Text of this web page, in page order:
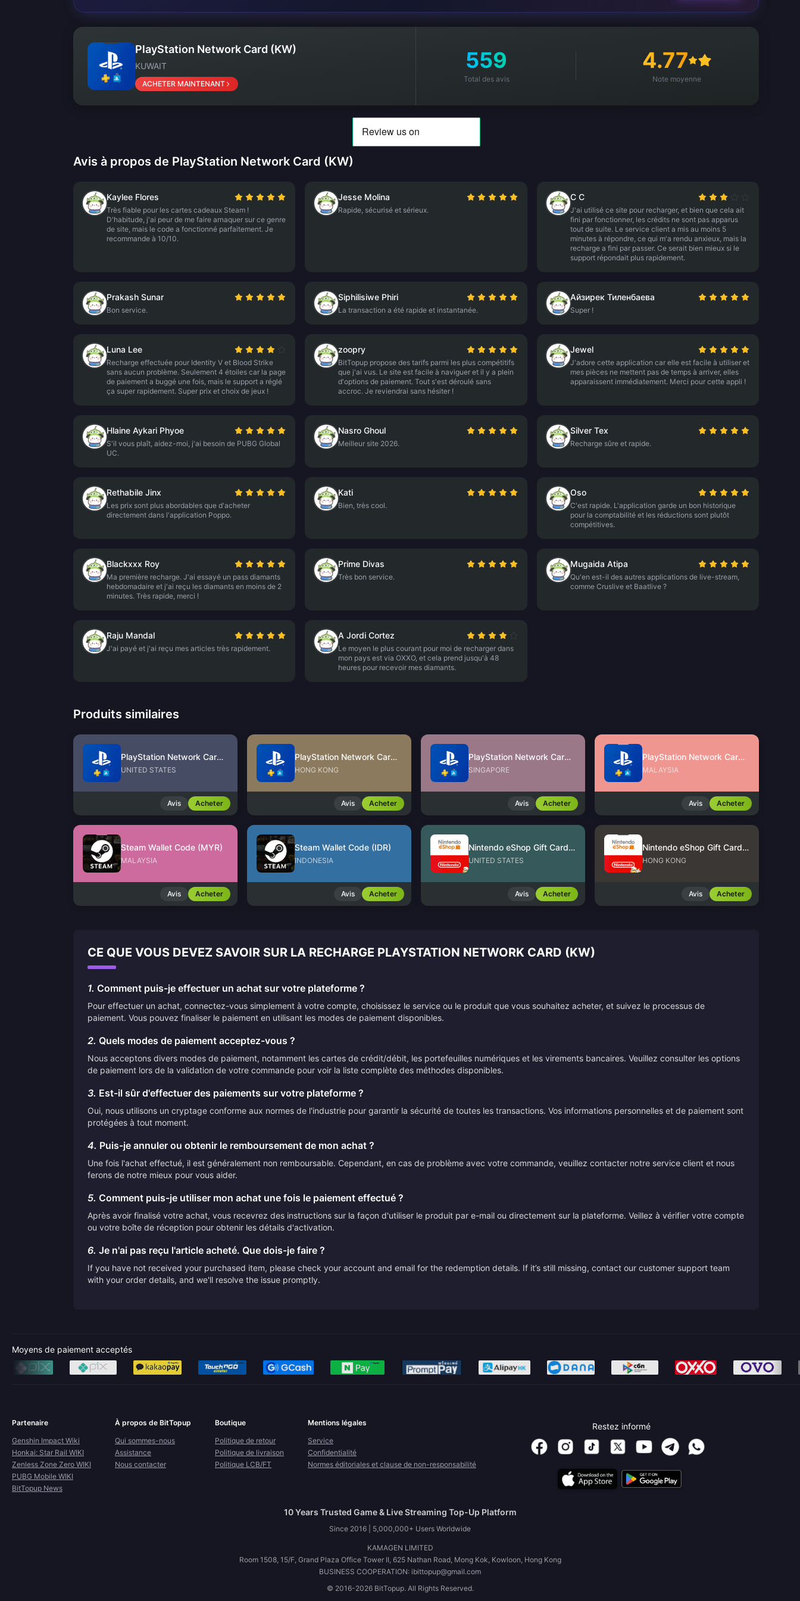
PlayStation Network Card (KW)
KUWAIT
ACHETER MAINTENANT
559
Total des avis
4.77
Note moyenne
Avis à propos de PlayStation Network Card (KW)
Kaylee Flores
Très fiable pour les cartes cadeaux Steam !
D'habitude, j'ai peur de me faire arnaquer sur ce genre
de site, mais le code a fonctionné parfaitement. Je
recommande à 10/10.
Jesse Molina
Rapide, sécurisé et sérieux.
C C
J'ai utilisé ce site pour recharger, et bien que cela ait
fini par fonctionner, les crédits ne sont pas apparus
tout de suite. Le service client a mis au moins 5
minutes à répondre, ce qui m'a rendu anxieux, mais la
recharge a fini par passer. Ce serait bien mieux si le
support répondait plus rapidement.
Prakash Sunar
Bon service.
Siphilisiwe Phiri
La transaction a été rapide et instantanée.
Айзирек Тиленбаева
Super !
Luna Lee
Recharge effectuée pour Identity V et Blood Strike
sans aucun problème. Seulement 4 étoiles car la page
de paiement a buggé une fois, mais le support a réglé
ça super rapidement. Super prix et choix de jeux !
zoopry
BitTopup propose des tarifs parmi les plus compétitifs
que j'ai vus. Le site est facile à naviguer et il y a plein
d'options de paiement. Tout s'est déroulé sans
accroc. Je reviendrai sans hésiter !
Jewel
J'adore cette application car elle est facile à utiliser et
mes pièces ne mettent pas de temps à arriver, elles
apparaissent immédiatement. Merci pour cette appli !
Hlaine Aykari Phyoe
S'il vous plaît, aidez-moi, j'ai besoin de PUBG Global
UC.
Nasro Ghoul
Meilleur site 2026.
Silver Tex
Recharge sûre et rapide.
Rethabile Jinx
Les prix sont plus abordables que d'acheter
directement dans l'application Poppo.
Kati
Bien, très cool.
Oso
C'est rapide. L'application garde un bon historique
pour la comptabilité et les réductions sont plutôt
compétitives.
Blackxxx Roy
Ma première recharge. J'ai essayé un pass diamants
hebdomadaire et j'ai reçu les diamants en moins de 2
minutes. Très rapide, merci !
Prime Divas
Très bon service.
Mugaida Atipa
Qu'en est-il des autres applications de live-stream,
comme Cruslive et Baatlive ?
Raju Mandal
J'ai payé et j'ai reçu mes articles très rapidement.
A Jordi Cortez
Le moyen le plus courant pour moi de recharger dans
mon pays est via OXXO, et cela prend jusqu'à 48
heures pour recevoir mes diamants.
Produits similaires
PlayStation Network Card (US)
UNITED STATES
Avis Acheter
PlayStation Network Card (HK)
HONG KONG
Avis Acheter
PlayStation Network Card (SG)
SINGAPORE
Avis Acheter
PlayStation Network Card (MY)
MALAYSIA
Avis Acheter
Steam Wallet Code (MYR)
MALAYSIA
Avis Acheter
Steam Wallet Code (IDR)
INDONESIA
Avis Acheter
Nintendo eShop Gift Card (US)
UNITED STATES
Avis Acheter
Nintendo eShop Gift Card (HK)
HONG KONG
Avis Acheter
CE QUE VOUS DEVEZ SAVOIR SUR LA RECHARGE PLAYSTATION NETWORK CARD (KW)
1. Comment puis-je effectuer un achat sur votre plateforme ?
Pour effectuer un achat, connectez-vous simplement à votre compte, choisissez le service ou le produit que vous souhaitez acheter, et suivez le processus de
paiement. Vous pouvez finaliser le paiement en utilisant les modes de paiement disponibles.
2. Quels modes de paiement acceptez-vous ?
Nous acceptons divers modes de paiement, notamment les cartes de crédit/débit, les portefeuilles numériques et les virements bancaires. Veuillez consulter les options
de paiement lors de la validation de votre commande pour voir la liste complète des méthodes disponibles.
3. Est-il sûr d'effectuer des paiements sur votre plateforme ?
Oui, nous utilisons un cryptage conforme aux normes de l'industrie pour garantir la sécurité de toutes les transactions. Vos informations personnelles et de paiement sont
protégées à tout moment.
4. Puis-je annuler ou obtenir le remboursement de mon achat ?
Une fois l'achat effectué, il est généralement non remboursable. Cependant, en cas de problème avec votre commande, veuillez contacter notre service client et nous
ferons de notre mieux pour vous aider.
5. Comment puis-je utiliser mon achat une fois le paiement effectué ?
Après avoir finalisé votre achat, vous recevrez des instructions sur la façon d'utiliser le produit par e-mail ou directement sur la plateforme. Veillez à vérifier votre compte
ou votre boîte de réception pour obtenir les détails d'activation.
6. Je n'ai pas reçu l'article acheté. Que dois-je faire ?
If you have not received your purchased item, please check your account and email for the redemption details. If it’s still missing, contact our customer support team
with your order details, and we'll resolve the issue promptly.
Moyens de paiement acceptés
Partenaire
Genshin Impact Wiki
Honkai: Star Rail WIKI
Zenless Zone Zero WIKI
PUBG Mobile WIKI
BitTopup News
À propos de BitTopup
Qui sommes-nous
Assistance
Nous contacter
Boutique
Politique de retour
Politique de livraison
Politique LCB/FT
Mentions légales
Service
Confidentialité
Normes éditoriales et clause de non-responsabilité
Restez informé
10 Years Trusted Game & Live Streaming Top-Up Platform
Since 2016 | 5,000,000+ Users Worldwide
KAMAGEN LIMITED
Room 1508, 15/F, Grand Plaza Office Tower II, 625 Nathan Road, Mong Kok, Kowloon, Hong Kong
BUSINESS COOPERATION: ibittopup@gmail.com
© 2016-2026 BitTopup. All Rights Reserved.